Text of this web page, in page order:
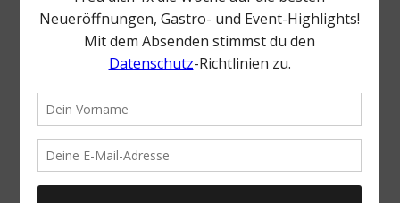
Rheinauen-Flohmarkt Bonn | Top
Magazin | Mr. Düsseldorf | Foto: Peter
Beckers / Wikipedia
8. August 2022